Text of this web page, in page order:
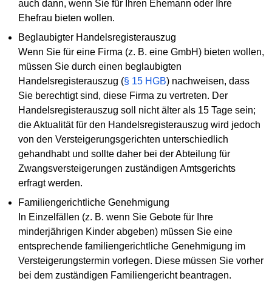
auch dann, wenn Sie für Ihren Ehemann oder Ihre
Ehefrau bieten wollen.
Beglaubigter Handelsregisterauszug
Wenn Sie für eine Firma (z. B. eine GmbH) bieten wollen,
müssen Sie durch einen beglaubigten
Handelsregisterauszug (§ 15 HGB) nachweisen, dass
Sie berechtigt sind, diese Firma zu vertreten. Der
Handelsregisterauszug soll nicht älter als 15 Tage sein;
die Aktualität für den Handelsregisterauszug wird jedoch
von den Versteigerungsgerichten unterschiedlich
gehandhabt und sollte daher bei der Abteilung für
Zwangsversteigerungen zuständigen Amtsgerichts
erfragt werden.
Familiengerichtliche Genehmigung
In Einzelfällen (z. B. wenn Sie Gebote für Ihre
minderjährigen Kinder abgeben) müssen Sie eine
entsprechende familiengerichtliche Genehmigung im
Versteigerungstermin vorlegen. Diese müssen Sie vorher
bei dem zuständigen Familiengericht beantragen.